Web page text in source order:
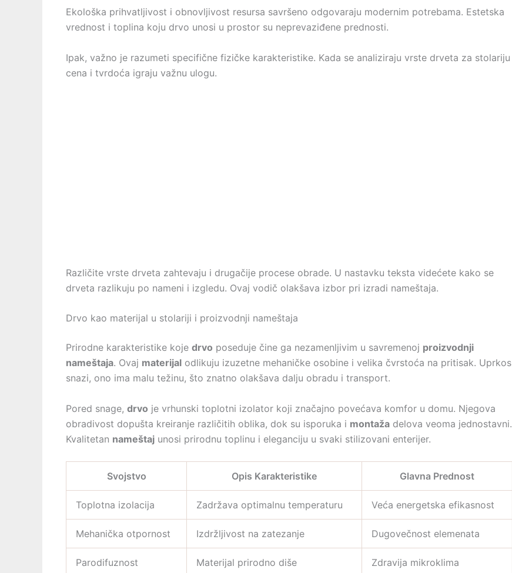
Ekološka prihvatljivost i obnovljivost resursa savršeno odgovaraju modernim potrebama. Estetska
vrednost i toplina koju drvo unosi u prostor su neprevaziđene prednosti.
Ipak, važno je razumeti specifične fizičke karakteristike. Kada se analiziraju vrste drveta za stolariju
cena i tvrdoća igraju važnu ulogu.
Različite vrste drveta zahtevaju i drugačije procese obrade. U nastavku teksta videćete kako se
drveta razlikuju po nameni i izgledu. Ovaj vodič olakšava izbor pri izradi nameštaja.
Drvo kao materijal u stolariji i proizvodnji nameštaja
Prirodne karakteristike koje drvo poseduje čine ga nezamenljivim u savremenoj proizvodnji
nameštaja. Ovaj materijal odlikuju izuzetne mehaničke osobine i velika čvrstoća na pritisak. Uprkos
snazi, ono ima malu težinu, što znatno olakšava dalju obradu i transport.
Pored snage, drvo je vrhunski toplotni izolator koji značajno povećava komfor u domu. Njegova
obradivost dopušta kreiranje različitih oblika, dok su isporuka i montaža delova veoma jednostavni.
Kvalitetan nameštaj unosi prirodnu toplinu i eleganciju u svaki stilizovani enterijer.
Svojstvo Opis Karakteristike Glavna Prednost
Toplotna izolacija Zadržava optimalnu temperaturu Veća energetska efikasnost
Mehanička otpornost Izdržljivost na zatezanje Dugovečnost elemenata
Parodifuznost Materijal prirodno diše Zdravija mikroklima